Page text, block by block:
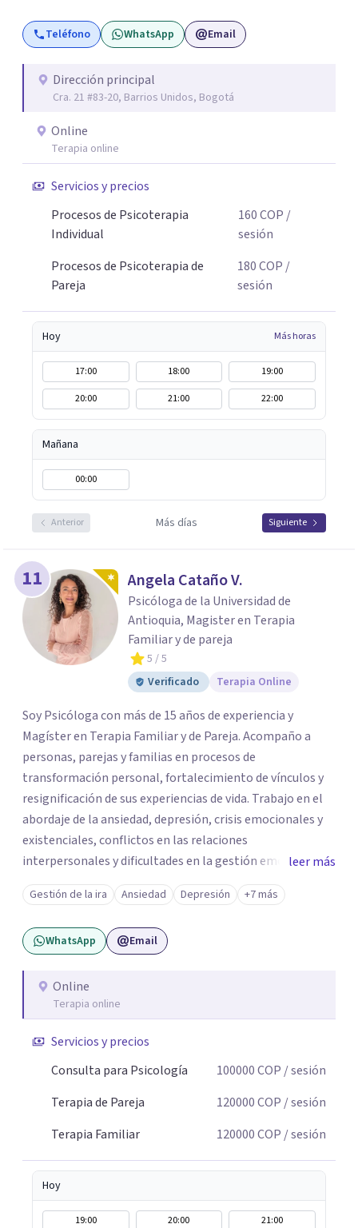
Teléfono WhatsApp Email
Dirección principal
Cra. 21 #83-20, Barrios Unidos, Bogotá
Online
Terapia online
Servicios y precios
Procesos de Psicoterapia
Individual
160COP /
sesión
Procesos de Psicoterapia de
Pareja
180COP /
sesión
Hoy Más horas
17:00 18:00
19:00
20:00
21:00 22:00
Mañana
00:00
Anterior Más días Siguiente
11 Angela Cataño V.
Psicóloga de la Universidad de
Antioquia, Magister en Terapia
Familiar y de pareja
5 / 5
Verificado
Terapia Online
Soy Psicóloga con más de 15 años de experiencia y
Magíster en Terapia Familiar y de Pareja. Acompaño a
personas, parejas y familias en procesos de
transformación personal, fortalecimiento de vínculos y
resignificación de sus experiencias de vida. Trabajo en el
abordaje de la ansiedad, depresión, crisis emocionales y
existenciales, conflictos en las relaciones
interpersonales y dificultades en la gestión emocional,
ofreciendo un espacio de escucha, comprensión y
acompañamiento terapéutico. Cada proceso terapéutico
es único. Por eso, en cada sesión se construye un espacio
seguro donde la palabra, las emociones y las experiencias
humana. A través del análisis y la reflexión conjunta,
buscamos identificar aquello que genera malestar o
historia personal, familiar o de pareja y promover
cambios que favorezcan el bienestar emocional y
comprenderse, transformarse y construir relaciones más
conscientes y saludables. Te espero para acompañarte en
leer más
Gestión de la ira Ansiedad Depresión +7 más
WhatsApp Email
Online
Terapia online
Servicios y precios
Consulta para Psicología
100000COP / sesión
Terapia de Pareja
120000COP / sesión
Terapia Familiar
120000COP / sesión
Hoy
19:00 20:00
21:00